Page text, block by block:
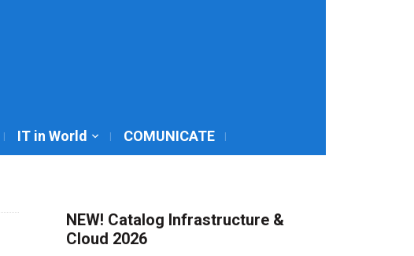
IT in World COMUNICATE
NEW! Catalog Infrastructure &
Cloud 2026